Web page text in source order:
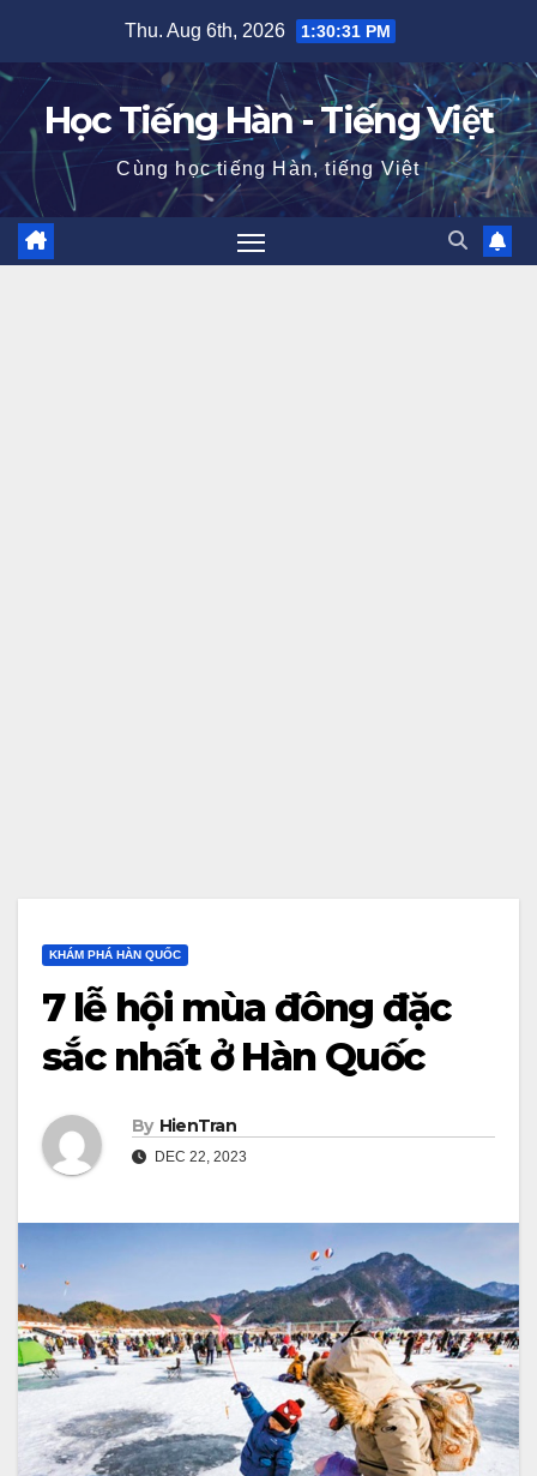
content
Thu. Aug 6th, 2026 1:30:33 PM
Học Tiếng Hàn - Tiếng Việt
Cùng học tiếng Hàn, tiếng Việt
KHÁM PHÁ HÀN QUỐC
7 lễ hội mùa đông đặc
sắc nhất ở Hàn Quốc
By HienTran
DEC 22, 2023